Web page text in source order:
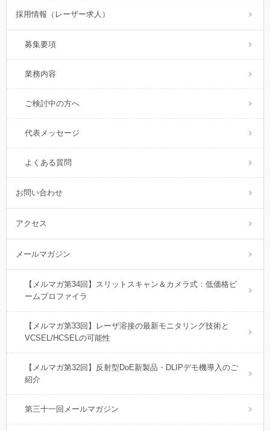
採用情報（レーザー求人）
募集要項
業務内容
ご検討中の方へ
代表メッセージ
よくある質問
お問い合わせ
アクセス
メールマガジン
【メルマガ第34回】スリットスキャン＆カメラ式：低価格ビ
ームプロファイラ
【メルマガ第33回】レーザ溶接の最新モニタリング技術と
VCSEL/HCSELの可能性
【メルマガ第32回】反射型DoE新製品・DLIPデモ機導入のご
紹介
第三十一回メールマガジン